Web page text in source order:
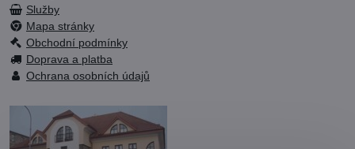
Služby
Mapa stránky
Obchodní podmínky
Doprava a platba
Ochrana osobních údajů